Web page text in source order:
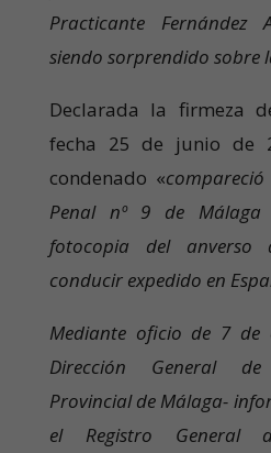
Practicante Fernández
siendo sorprendido sobre
Declarada la firmeza
fecha 25 de junio de
condenado «
Penal nº 9 de
fotocopia del
conducir expedido en
Mediante oficio de 7 de
Dirección General
Provincial de Málaga-
el Registro General